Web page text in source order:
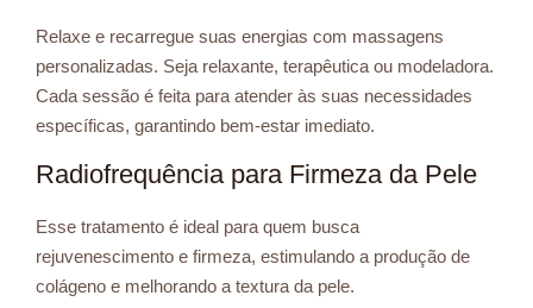
Relaxe e recarregue suas energias com massagens
personalizadas. Seja relaxante, terapêutica ou modeladora.
Cada sessão é feita para atender às suas necessidades
específicas, garantindo bem-estar imediato.
Radiofrequência para Firmeza da Pele
Esse tratamento é ideal para quem busca
rejuvenescimento e firmeza, estimulando a produção de
colágeno e melhorando a textura da pele.